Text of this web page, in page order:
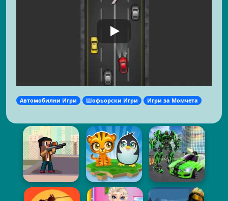
Автомобилни Игри Шофьорски Игри Игри за Момчета